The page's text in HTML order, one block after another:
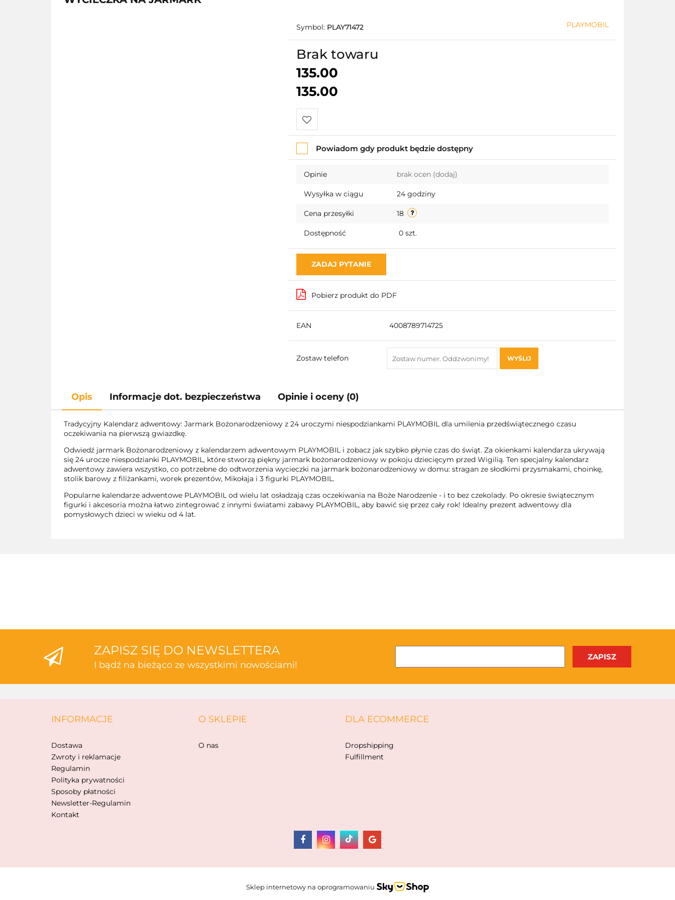
Symbol: PLAY71472 PLAYMOBIL
Brak towaru
135.00
135.00
Do
przechowalni
Powiadom gdy produkt będzie dostępny
Opinie brak ocen (dodaj)
Wysyłka w ciągu 24 godziny
Cena przesyłki 18
Dostępność 0 szt.
ZADAJ PYTANIE
Pobierz produkt do PDF
EAN 4008789714725
Zostaw telefon WYŚLIJ
Opis Informacje dot. bezpieczeństwa Opinie i oceny (0)
Tradycyjny Kalendarz adwentowy: Jarmark Bożonarodzeniowy z 24 uroczymi niespodziankami PLAYMOBIL dla umilenia przedświątecznego czasu
oczekiwania na pierwszą gwiazdkę.
Odwiedź jarmark Bożonarodzeniowy z kalendarzem adwentowym PLAYMOBIL i zobacz jak szybko płynie czas do świąt. Za okienkami kalendarza ukrywają
się 24 urocze niespodzianki PLAYMOBIL, które stworzą piękny jarmark bożonarodzeniowy w pokoju dziecięcym przed Wigilią. Ten specjalny kalendarz
adwentowy zawiera wszystko, co potrzebne do odtworzenia wycieczki na jarmark bożonarodzeniowy w domu: stragan ze słodkimi przysmakami, choinkę,
stolik barowy z filiżankami, worek prezentów, Mikołaja i 3 figurki PLAYMOBIL.
Popularne kalendarze adwentowe PLAYMOBIL od wielu lat osładzają czas oczekiwania na Boże Narodzenie - i to bez czekolady. Po okresie świątecznym
figurki i akcesoria można łatwo zintegrować z innymi światami zabawy PLAYMOBIL, aby bawić się przez cały rok! Idealny prezent adwentowy dla
pomysłowych dzieci w wieku od 4 lat.
AKSJOMAT
AM TULLO
ZAPISZ SIĘ DO NEWSLETTERA
I bądź na bieżąco ze wszystkimi nowościami!
INFORMACJE
Dostawa
Zwroty i reklamacje
Regulamin
Polityka prywatności
Sposoby płatności
Newsletter-Regulamin
Kontakt
O SKLEPIE
O nas
DLA ECOMMERCE
Dropshipping
Fulfillment
Sklep internetowy na oprogramowaniu